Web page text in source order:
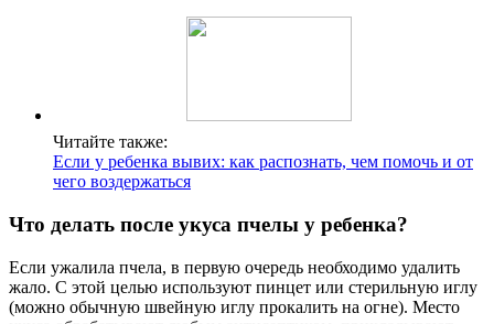
Читайте также:
Если у ребенка вывих: как распознать, чем помочь и от
чего воздержаться
Что делать после укуса пчелы у ребенка?
Если ужалила пчела, в первую очередь необходимо удалить
жало. С этой целью используют пинцет или стерильную иглу
(можно обычную швейную иглу прокалить на огне). Место